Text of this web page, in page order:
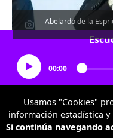
Abelardo de la
00:00
Por:Redacción
Usamos "Cookies"
información estadística
Si continúa navegando